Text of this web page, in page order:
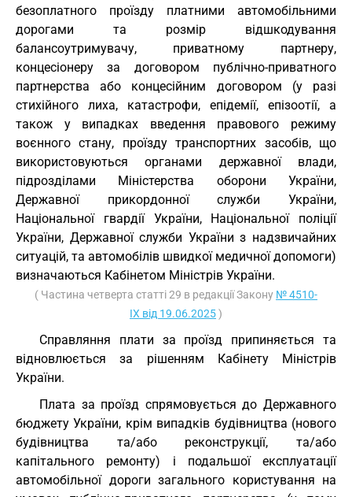
безоплатного проїзду платними автомобільними
дорогами та розмір відшкодування
балансоутримувачу, приватному партнеру,
концесіонеру за договором публічно-приватного
партнерства або концесійним договором (у разі
стихійного лиха, катастрофи, епідемії, епізоотії, а
також у випадках введення правового режиму
воєнного стану, проїзду транспортних засобів, що
використовуються органами державної влади,
підрозділами Міністерства оборони України,
Державної прикордонної служби України,
Національної гвардії України, Національної поліції
України, Державної служби України з надзвичайних
ситуацій, та автомобілів швидкої медичної допомоги)
визначаються Кабінетом Міністрів України.
( Частина четверта статті 29 в редакції Закону № 4510-
IX від 19.06.2025)
Справляння плати за проїзд припиняється та
відновлюється за рішенням Кабінету Міністрів
України.
Плата за проїзд спрямовується до Державного
бюджету України, крім випадків будівництва (нового
будівництва та/або реконструкції, та/або
капітального ремонту) і подальшої експлуатації
автомобільної дороги загального користування на